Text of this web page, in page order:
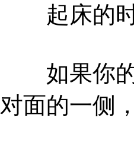
起床的时
如果你的
对面的一侧